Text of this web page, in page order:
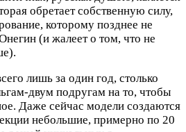
обретает собственную силу,
которому позднее не
(и жалеет о том, что не
лишь за один год, столько
двум подругам на то, чтобы
Даже сейчас модели создаются
небольшие, примерно по 20